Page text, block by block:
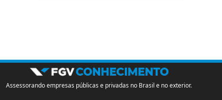
Assessorando empresas públicas e privadas no Brasil e no exterior.